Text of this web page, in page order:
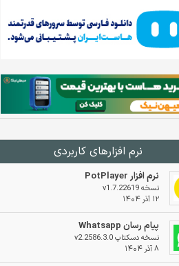
نرم افزار‌های کاربردی
نرم افزار PotPlayer
نسخه v1.7.22619
۱۲ آذر ۱۴۰۴
پیام رسان Whatsapp
نسخه دسکتاپ v2.2586.3.0
۸ آذر ۱۴۰۴